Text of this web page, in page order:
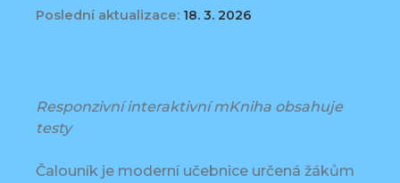
Poslední aktualizace: 18. 3. 2026
Responzivní interaktivní mKniha obsahuje
testy
Čalouník je moderní učebnice určená žákům